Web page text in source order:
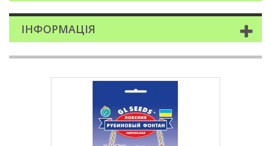
ІНФОРМАЦІЯ